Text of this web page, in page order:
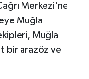
Merkezi'ne
Muğla
Muğla
bir arazöz ve